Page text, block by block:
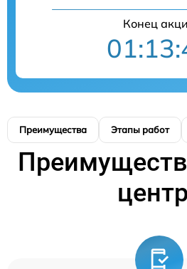
Конец
Преимущества Этапы работ